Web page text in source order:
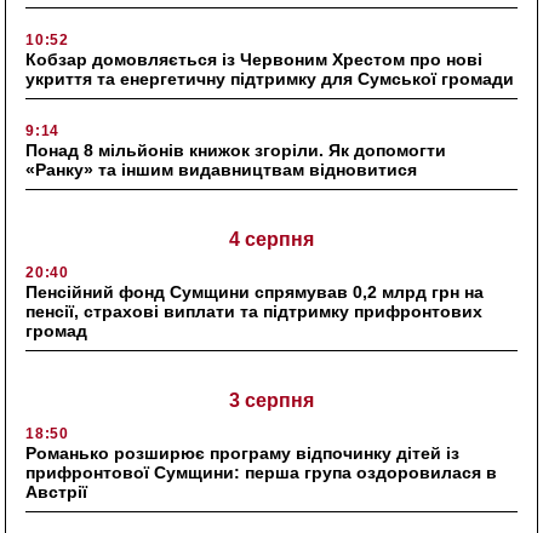
10:52
Кобзар домовляється із Червоним Хрестом про нові
укриття та енергетичну підтримку для Сумської громади
9:14
Понад 8 мільйонів книжок згоріли. Як допомогти
«Ранку» та іншим видавництвам відновитися
4 серпня
20:40
Пенсійний фонд Сумщини спрямував 0,2 млрд грн на
пенсії, страхові виплати та підтримку прифронтових
громад
3 серпня
18:50
Романько розширює програму відпочинку дітей із
прифронтової Сумщини: перша група оздоровилася в
Австрії